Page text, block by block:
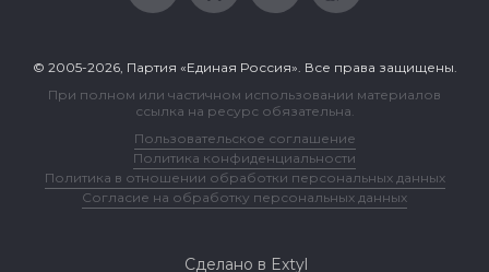
© 2005-2026, Партия «Единая Россия». Все права защищены.
При полном или частичном использовании материалов
ссылка на ресурс обязательна.
Пользовательское соглашение
Политика конфиденциальности
Политика в отношении обработки персональных данных
Согласие на обработку персональных данных
Сделано в Extyl